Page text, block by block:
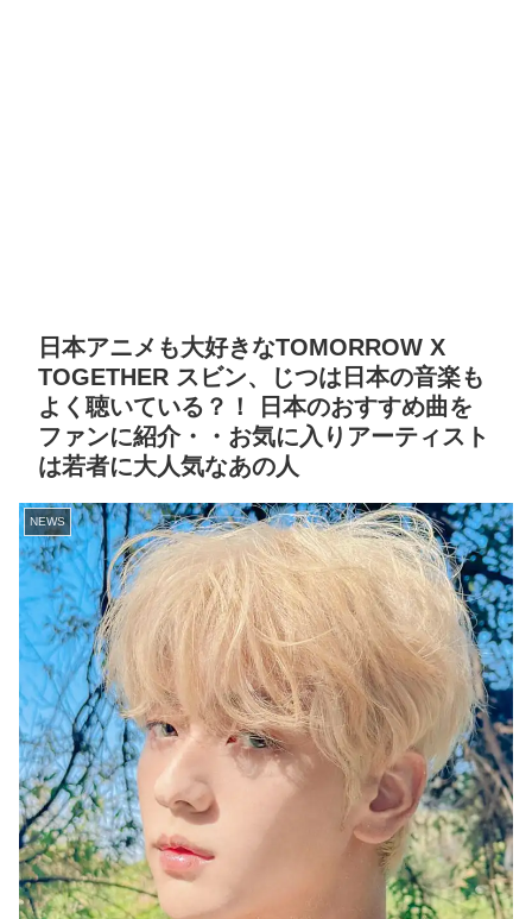
日本アニメも大好きなTOMORROW X
TOGETHER スビン、じつは日本の音楽も
よく聴いている？！ 日本のおすすめ曲を
ファンに紹介・・お気に入りアーティスト
は若者に大人気なあの人
NEWS